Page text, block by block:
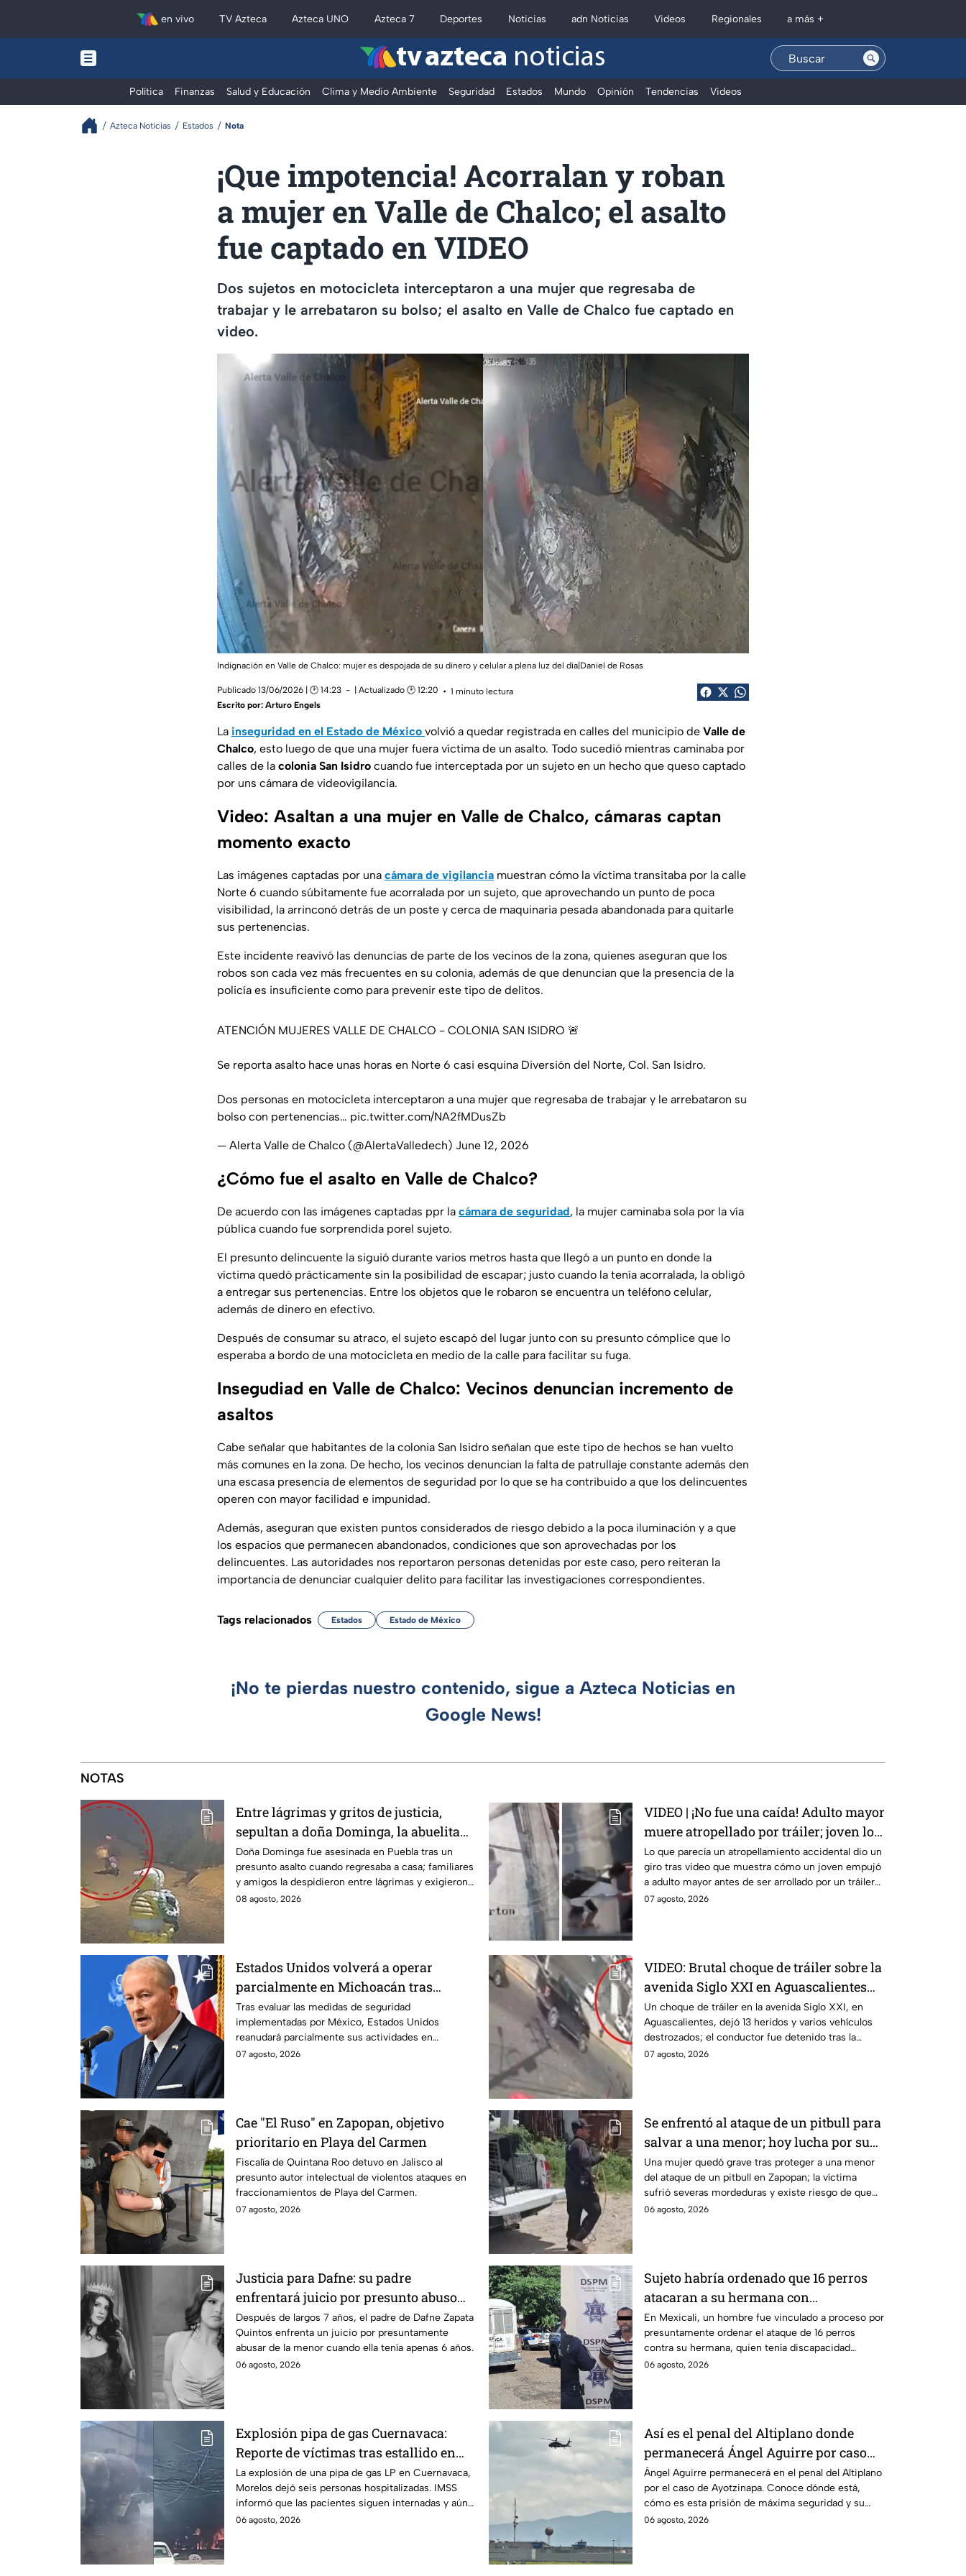
en vivo TV Azteca Azteca UNO Azteca 7 Deportes Noticias adn Noticias Videos Regionales a más +
tv azteca noticias
Política Finanzas Salud y Educación Clima y Medio Ambiente Seguridad Estados Mundo Opinión Tendencias Videos
Azteca Noticias Estados Nota
¡Que impotencia! Acorralan y roban
a mujer en Valle de Chalco; el asalto
fue captado en VIDEO
Dos sujetos en motocicleta interceptaron a una mujer que regresaba de
trabajar y le arrebataron su bolso; el asalto en Valle de Chalco fue captado en
video.
Indignación en Valle de Chalco: mujer es despojada de su dinero y celular a plena luz del día|Daniel de Rosas
Publicado 13/06/2026 | 🕑 14:23 | Actualizado 🕑 12:20
1 minuto lectura
Escrito por: Arturo Engels
La inseguridad en el Estado de México volvió a quedar registrada en calles del municipio de Valle de
Chalco, esto luego de que una mujer fuera víctima de un asalto. Todo sucedió mientras caminaba por
calles de la colonia San Isidro cuando fue interceptada por un sujeto en un hecho que queso captado
por uns cámara de videovigilancia.
Video: Asaltan a una mujer en Valle de Chalco, cámaras captan
momento exacto
Las imágenes captadas por una cámara de vigilancia muestran cómo la víctima transitaba por la calle
Norte 6 cuando súbitamente fue acorralada por un sujeto, que aprovechando un punto de poca
visibilidad, la arrinconó detrás de un poste y cerca de maquinaria pesada abandonada para quitarle
sus pertenencias.
Este incidente reavivó las denuncias de parte de los vecinos de la zona, quienes aseguran que los
robos son cada vez más frecuentes en su colonia, además de que denuncian que la presencia de la
policía es insuficiente como para prevenir este tipo de delitos.
ATENCIÓN MUJERES VALLE DE CHALCO - COLONIA SAN ISIDRO 🚨
Se reporta asalto hace unas horas en Norte 6 casi esquina Diversión del Norte, Col. San Isidro.
Dos personas en motocicleta interceptaron a una mujer que regresaba de trabajar y le arrebataron su
bolso con pertenencias… pic.twitter.com/NA2fMDusZb
— Alerta Valle de Chalco (@AlertaValledech) June 12, 2026
¿Cómo fue el asalto en Valle de Chalco?
De acuerdo con las imágenes captadas ppr la cámara de seguridad, la mujer caminaba sola por la vía
pública cuando fue sorprendida porel sujeto.
El presunto delincuente la siguió durante varios metros hasta que llegó a un punto en donde la
víctima quedó prácticamente sin la posibilidad de escapar; justo cuando la tenía acorralada, la obligó
a entregar sus pertenencias. Entre los objetos que le robaron se encuentra un teléfono celular,
además de dinero en efectivo.
Después de consumar su atraco, el sujeto escapó del lugar junto con su presunto cómplice que lo
esperaba a bordo de una motocicleta en medio de la calle para facilitar su fuga.
Insegudiad en Valle de Chalco: Vecinos denuncian incremento de
asaltos
Cabe señalar que habitantes de la colonia San Isidro señalan que este tipo de hechos se han vuelto
más comunes en la zona. De hecho, los vecinos denuncian la falta de patrullaje constante además den
una escasa presencia de elementos de seguridad por lo que se ha contribuido a que los delincuentes
operen con mayor facilidad e impunidad.
Además, aseguran que existen puntos considerados de riesgo debido a la poca iluminación y a que
los espacios que permanecen abandonados, condiciones que son aprovechadas por los
delincuentes. Las autoridades nos reportaron personas detenidas por este caso, pero reiteran la
importancia de denunciar cualquier delito para facilitar las investigaciones correspondientes.
Tags relacionados Estados Estado de México
¡No te pierdas nuestro contenido, sigue a Azteca Noticias en
Google News!
NOTAS
Entre lágrimas y gritos de justicia,
sepultan a doña Dominga, la abuelita
asesinada tras asalto en Amozoc,
Puebla
Doña Dominga fue asesinada en Puebla tras un
presunto asalto cuando regresaba a casa; familiares
y amigos la despidieron entre lágrimas y exigieron
justicia.
08 agosto, 2026
VIDEO | ¡No fue una caída! Adulto mayor
muere atropellado por tráiler; joven lo
empujó en Monterrey
Lo que parecía un atropellamiento accidental dio un
giro tras video que muestra cómo un joven empujó
a adulto mayor antes de ser arrollado por un tráiler
en Monterrey.
07 agosto, 2026
Estados Unidos volverá a operar
parcialmente en Michoacán tras
suspensión por motivos de seguridad
Tras evaluar las medidas de seguridad
implementadas por México, Estados Unidos
reanudará parcialmente sus actividades en
Michoacán a partir del 8 de agosto.
07 agosto, 2026
VIDEO: Brutal choque de tráiler sobre la
avenida Siglo XXI en Aguascalientes
deja varios heridos y destrozos
Un choque de tráiler en la avenida Siglo XXI, en
Aguascalientes, dejó 13 heridos y varios vehículos
destrozados; el conductor fue detenido tras la
carambola.
07 agosto, 2026
Cae "El Ruso" en Zapopan, objetivo
prioritario en Playa del Carmen
Fiscalía de Quintana Roo detuvo en Jalisco al
presunto autor intelectual de violentos ataques en
fraccionamientos de Playa del Carmen.
07 agosto, 2026
Se enfrentó al ataque de un pitbull para
salvar a una menor; hoy lucha por su
vida en Zapopan
Una mujer quedó grave tras proteger a una menor
del ataque de un pitbull en Zapopan; la víctima
sufrió severas mordeduras y existe riesgo de que
pierda un brazo.
06 agosto, 2026
Justicia para Dafne: su padre
enfrentará juicio por presunto abuso
cometido en 2019 en Tamaulipas
Después de largos 7 años, el padre de Dafne Zapata
Quintos enfrenta un juicio por presuntamente
abusar de la menor cuando ella tenía apenas 6 años.
06 agosto, 2026
Sujeto habría ordenado que 16 perros
atacaran a su hermana con
discapacidad en Mexicali, BC
En Mexicali, un hombre fue vinculado a proceso por
presuntamente ordenar el ataque de 16 perros
contra su hermana, quien tenía discapacidad
auditiva.
06 agosto, 2026
Explosión pipa de gas Cuernavaca:
Reporte de víctimas tras estallido en
Morelos
La explosión de una pipa de gas LP en Cuernavaca,
Morelos dejó seis personas hospitalizadas. IMSS
informó que las pacientes siguen internadas y aún
no hay parte médico.
06 agosto, 2026
Así es el penal del Altiplano donde
permanecerá Ángel Aguirre por caso
Ayotzinapa
Ángel Aguirre permanecerá en el penal del Altiplano
por el caso de Ayotzinapa. Conoce dónde está,
cómo es esta prisión de máxima seguridad y su
historia.
06 agosto, 2026